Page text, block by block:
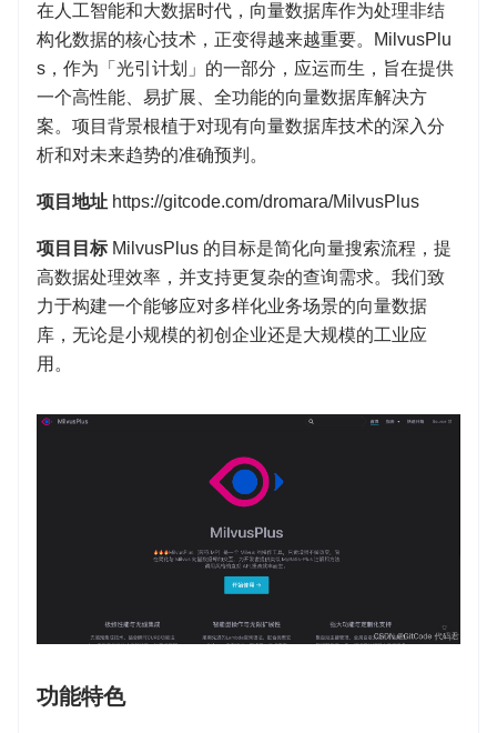
在人工智能和大数据时代，向量数据库作为处理非结
构化数据的核心技术，正变得越来越重要。MilvusPlu
s，作为「光引计划」的一部分，应运而生，旨在提供
一个高性能、易扩展、全功能的向量数据库解决方
案。项目背景根植于对现有向量数据库技术的深入分
析和对未来趋势的准确预判。
项目地址 https://gitcode.com/dromara/MilvusPlus
项目目标MilvusPlus 的目标是简化向量搜索流程，提
高数据处理效率，并支持更复杂的查询需求。我们致
力于构建一个能够应对多样化业务场景的向量数据
库，无论是小规模的初创企业还是大规模的工业应
用。
功能特色